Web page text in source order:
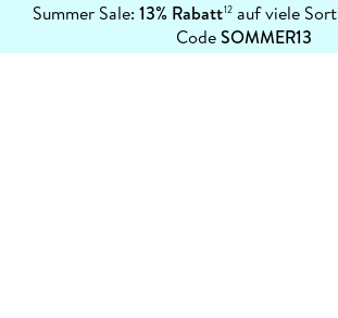
Summer Sale: 13% Rabatt12auf viele
CodeSOMMER13
erfahren